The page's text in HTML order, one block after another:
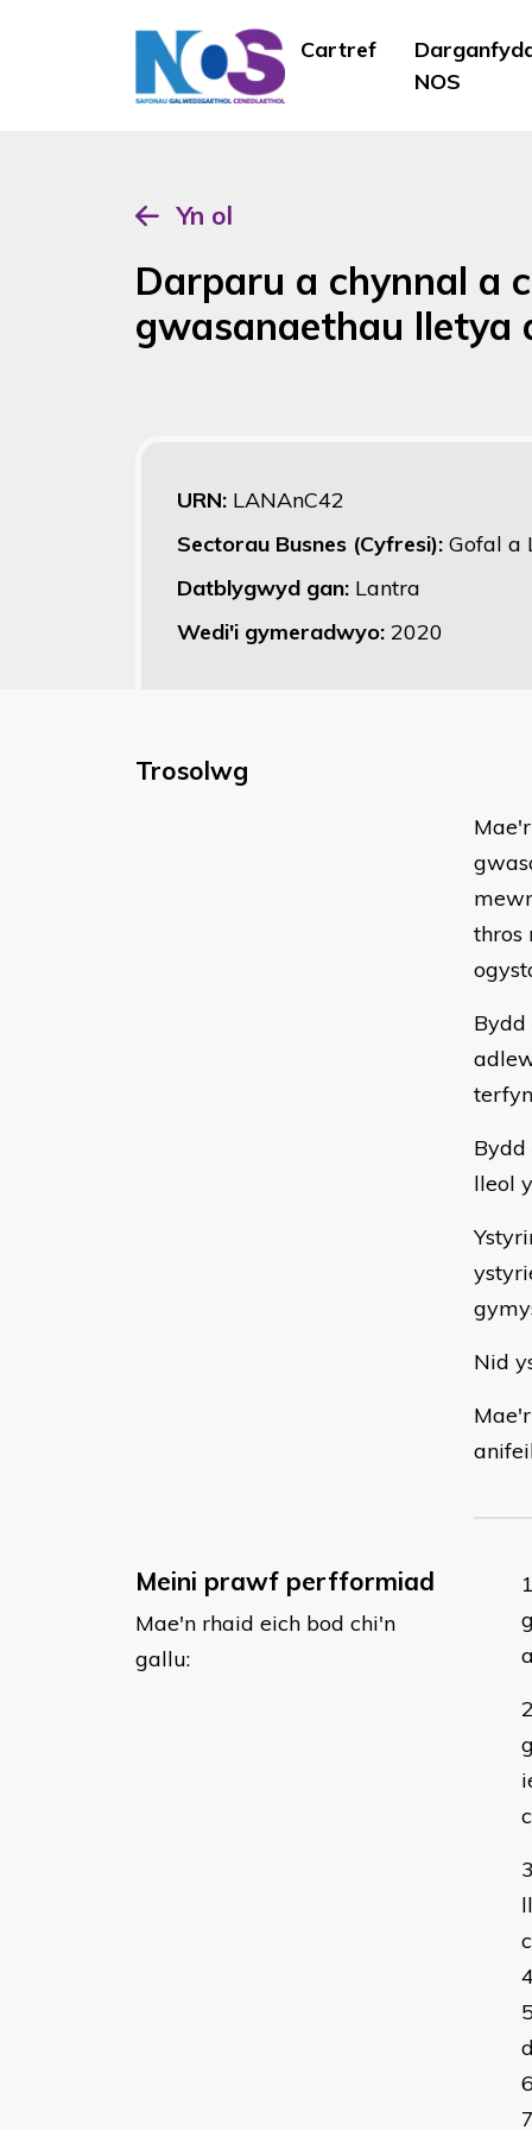
Cartref
NOS
Yn ol
Darparu a chynnal a
gwasanaethau lletya
URN: LANAnC42
Sectorau Busnes (Cyfresi): Gofal a
Datblygwyd gan: Lantra
Wedi'i gymeradwyo: 2020
Trosolwg
thros
lleol
Nid
Meini prawf perfformiad
Mae'n rhaid eich bod chi'n
gallu: